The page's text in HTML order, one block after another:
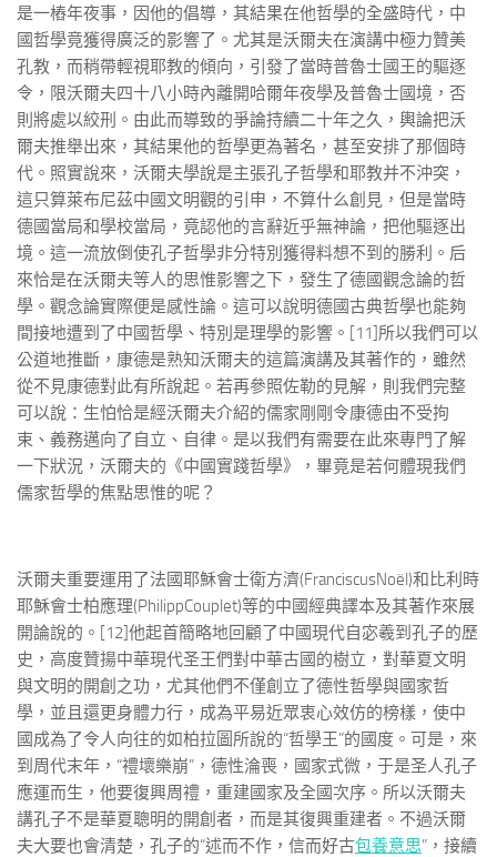
是一樁年夜事，因他的倡導，其結果在他哲學的全盛時代，中
國哲學竟獲得廣泛的影響了。尤其是沃爾夫在演講中極力贊美
孔教，而稍帶輕視耶教的傾向，引發了當時普魯士國王的驅逐
令，限沃爾夫四十八小時內離開哈爾年夜學及普魯士國境，否
則將處以絞刑。由此而導致的爭論持續二十年之久，輿論把沃
爾夫推舉出來，其結果他的哲學更為著名，甚至安排了那個時
代。照實說來，沃爾夫學說是主張孔子哲學和耶教并不沖突，
這只算萊布尼茲中國文明觀的引申，不算什么創見，但是當時
德國當局和學校當局，竟認他的言辭近乎無神論，把他驅逐出
境。這一流放倒使孔子哲學非分特別獲得料想不到的勝利。后
來恰是在沃爾夫等人的思惟影響之下，發生了德國觀念論的哲
學。觀念論實際便是感性論。這可以說明德國古典哲學也能夠
間接地遭到了中國哲學、特別是理學的影響。[11]所以我們可以
公道地推斷，康德是熟知沃爾夫的這篇演講及其著作的，雖然
從不見康德對此有所說起。若再參照佐勒的見解，則我們完整
可以說：生怕恰是經沃爾夫介紹的儒家剛剛令康德由不受拘
束、義務邁向了自立、自律。是以我們有需要在此來專門了解
一下狀況，沃爾夫的《中國實踐哲學》，畢竟是若何體現我們
儒家哲學的焦點思惟的呢？
沃爾夫重要運用了法國耶穌會士衛方濟(FranciscusNoël)和比利時
耶穌會士柏應理(PhilippCouplet)等的中國經典譯本及其著作來展
開論說的。[12]他起首簡略地回顧了中國現代自宓羲到孔子的歷
史，高度贊揚中華現代圣王們對中華古國的樹立，對華夏文明
與文明的開創之功，尤其他們不僅創立了德性哲學與國家哲
學，並且還更身體力行，成為平易近眾衷心效仿的榜樣，使中
國成為了令人向往的如柏拉圖所說的“哲學王”的國度。可是，來
到周代末年，“禮壞樂崩”，德性淪喪，國家式微，于是圣人孔子
應運而生，他要復興周禮，重建國家及全國次序。所以沃爾夫
講孔子不是華夏聰明的開創者，而是其復興重建者。不過沃爾
夫大要也會清楚，孔子的“述而不作，信而好古包養意思”，接續